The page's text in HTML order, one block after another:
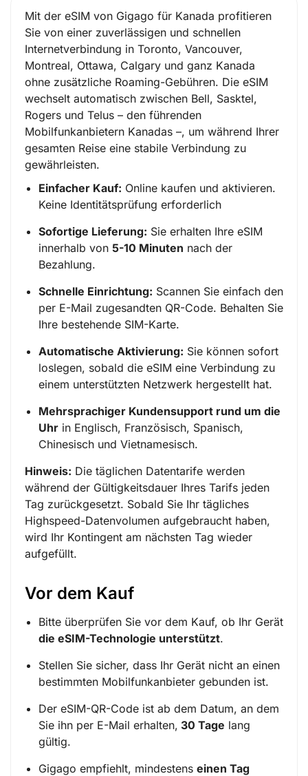
Mit der eSIM von Gigago für Kanada profitieren
Sie von einer zuverlässigen und schnellen
Internetverbindung in Toronto, Vancouver,
Montreal, Ottawa, Calgary und ganz Kanada
ohne zusätzliche Roaming-Gebühren. Die eSIM
wechselt automatisch zwischen Bell, Sasktel,
Rogers und Telus – den führenden
Mobilfunkanbietern Kanadas –, um während Ihrer
gesamten Reise eine stabile Verbindung zu
gewährleisten.
Einfacher Kauf: Online kaufen und aktivieren.
Keine Identitätsprüfung erforderlich
Sofortige Lieferung: Sie erhalten Ihre eSIM
innerhalb von 5-10 Minuten nach der
Bezahlung.
Schnelle Einrichtung: Scannen Sie einfach den
per E-Mail zugesandten QR-Code. Behalten Sie
Ihre bestehende SIM-Karte.
Automatische Aktivierung: Sie können sofort
loslegen, sobald die eSIM eine Verbindung zu
einem unterstützten Netzwerk hergestellt hat.
Mehrsprachiger Kundensupport rund um die
Uhr in Englisch, Französisch, Spanisch,
Chinesisch und Vietnamesisch.
Hinweis: Die täglichen Datentarife werden
während der Gültigkeitsdauer Ihres Tarifs jeden
Tag zurückgesetzt. Sobald Sie Ihr tägliches
Highspeed-Datenvolumen aufgebraucht haben,
wird Ihr Kontingent am nächsten Tag wieder
aufgefüllt.
Vor dem Kauf
Bitte überprüfen Sie vor dem Kauf, ob Ihr Gerät
die eSIM-Technologie unterstützt.
Stellen Sie sicher, dass Ihr Gerät nicht an einen
bestimmten Mobilfunkanbieter gebunden ist.
Der eSIM-QR-Code ist ab dem Datum, an dem
Sie ihn per E-Mail erhalten, 30 Tage lang
gültig.
Gigago empfiehlt, mindestens einen Tag